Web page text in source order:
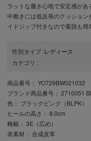
ラットな履き心地で安定感があ
中敷きには低反発のクッショ
イドジップ付きなので着脱も簡
性別タイプ :レディース
カテゴリ :
商品番号 ： YO729BW021032
ブランド商品番号 ： 2710051
色 ： ブラックピンク（BLPK）
ヒールの高さ ： 8.0cm
靴幅 ： 3E（広め）
表素材 ： 合成皮革